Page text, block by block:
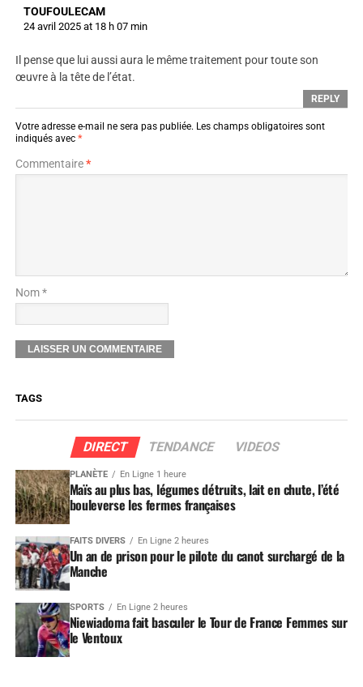
TOUFOULECAM
24 avril 2025 at 18 h 07 min
Il pense que lui aussi aura le même traitement pour toute son
œuvre à la tête de l’état.
REPLY
Votre adresse e-mail ne sera pas publiée. Les champs obligatoires sont
indiqués avec *
Commentaire*
Nom *
TAGS
DIRECT TENDANCE VIDEOS
PLANÈTE En Ligne 1 heure
Maïs au plus bas, légumes détruits, lait en chute, l’été
bouleverse les fermes françaises
FAITS DIVERS En Ligne 2 heures
Un an de prison pour le pilote du canot surchargé de la
Manche
SPORTS En Ligne 2 heures
Niewiadoma fait basculer le Tour de France Femmes sur
le Ventoux